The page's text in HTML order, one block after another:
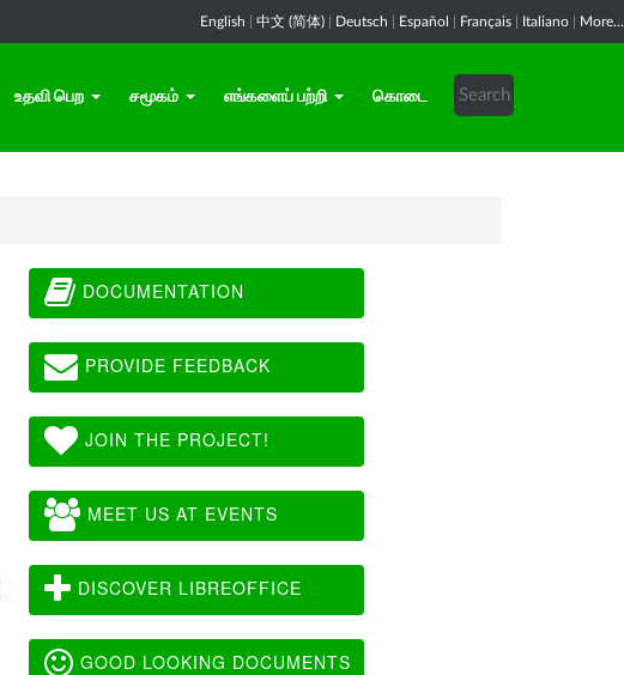
English 中文 (简体) Deutsch Español Français Italiano More...
உதவி பெற சமூகம் எங்களைப் பற்றி கொடை
DOCUMENTATION
PROVIDE FEEDBACK
JOIN THE PROJECT!
MEET US AT EVENTS
DISCOVER LIBREOFFICE
GOOD LOOKING DOCUMENTS